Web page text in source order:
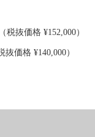
抜価格 ¥152,000）
価格 ¥140,000）